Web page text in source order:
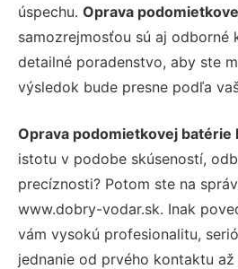
úspechu. Oprava
samozrejmosťou sú aj odborné
detailné poradenstvo, aby ste
výsledok bude presne podľa
Oprava podomietkovej batérie
istotu v podobe skúseností,
precíznosti? Potom ste na
www.dobry-vodar.sk. Inak
vám vysokú profesionalitu,
jednanie od prvého kontaktu